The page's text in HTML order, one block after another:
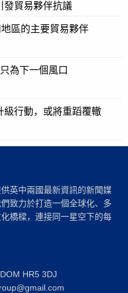
發貿易夥伴抗議
區的主要貿易夥伴
為下一個風口
級行動，或將重蹈覆轍
英中兩國最新資訊的新聞媒
致力於打造一個全球化、多
橋樑，連接同一星空下的每
HR5 3DJ